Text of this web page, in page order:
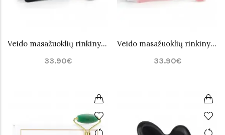
Veido masažuoklių rinkinys juodo Obsidiano Jade
33.90€
Veido masažuoklių rinkinys rožinio Kvarco Jade
33.90€